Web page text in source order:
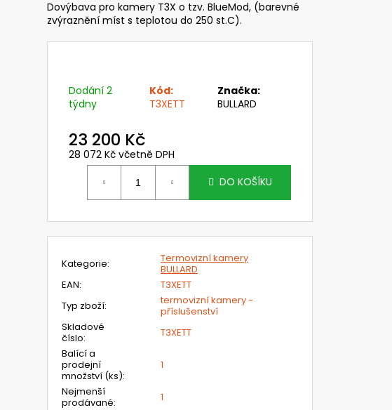
Dovýbava pro kamery T3X o tzv. BlueMod, (barevné
zvýraznění míst s teplotou do 250 st.C).
Dodání 2
týdny
Kód:
T3XETT
Značka:
BULLARD
23 200 Kč
28 072 Kč včetně DPH
Měrná
DO KOŠÍKU
Kategorie:
Termovizní kamery
BULLARD
EAN:
T3XETT
Typ zboží:
termovizní kamery -
příslušenství
Skladové
číslo:
T3XETT
Balící a
prodejní
množství (ks):
1
Nejmenší
prodávané:
1
G3000NOR31FH15C LESNICKÝ A
PRŮMYSLOVÝ SET 3M PRO OCHRANU
OBLIČEJE A SLUCHU S DRÁTĚNÝM
ŠTÍTEM A OCHRANNÝMI SLUCHÁTKY